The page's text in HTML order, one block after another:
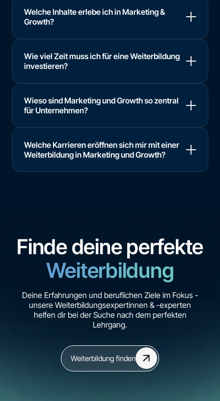
Welche Inhalte erlebe ich in Marketing &
Growth?
Wie viel Zeit muss ich für eine Weiterbildung
investieren?
Wieso sind Marketing und Growth so zentral
für Unternehmen?
Welche Karrieren eröffnen sich mir mit einer
Weiterbildung in Marketing und Growth?
Finde deine perfekte
Weiterbildung
Deine Erfahrungen und beruflichen Ziele im Fokus -
unsere Weiterbildungsexpertinnen & -experten
helfen dir bei der Suche nach dem perfekten
Lehrgang.
Weiterbildung finden